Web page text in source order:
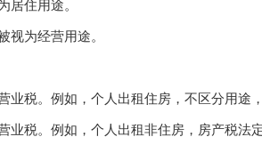
居住用途。
视为经营用途。
税。例如，个人出租住房，不区分用途
税。例如，个人出租非住房，房产税法